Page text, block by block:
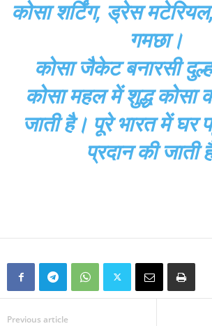
कोसा शर्टिंग, ड्रेस
गमछा।
कोसा जैकेट बनारसी
कोसा महल में शुद्ध कोसा
जाती है। पूरे भारत में घर
प्रदान की जाती
Previous article